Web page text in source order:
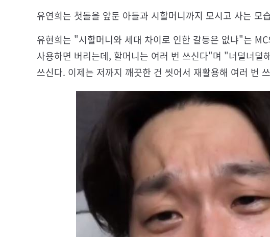
유연희는 첫돌을 앞둔 아들과 시할머니까지 모시고 사는 모
유현희는 "시할머니와 세대 차이로 인한 갈등은 없냐"는
사용하면 버리는데, 할머니는 여러 번 쓰신다"며 "너덜너덜
쓰신다. 이제는 저까지 깨끗한 건 씻어서 재활용해 여러 번